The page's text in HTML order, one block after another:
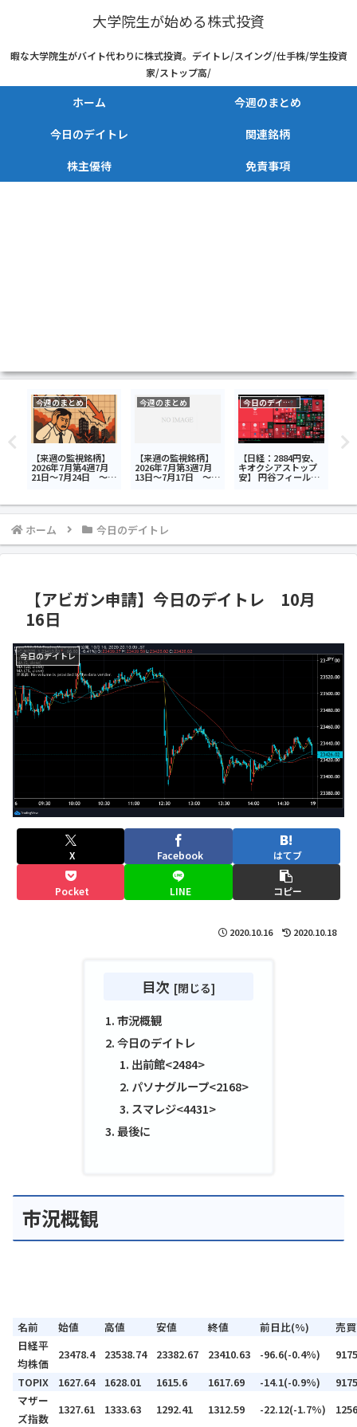
大学院生が始める株式投資
暇な大学院生がバイト代わりに株式投資。デイトレ/スイング/仕手株/学生投資
家/ストップ高/
ホーム
今週のまとめ
今日のデイトレ
関連銘柄
株主優待
免責事項
9
今週のまとめ
【来週の監視銘柄】
2026年7月第4週7月
21日～7月24日 ～荒
今週のまとめ
【来週の監視銘柄】
2026年7月第3週7月
13日～7月17日 ～半
今日のデイトレ
【日経：2884円安、
キオクシアストップ
安】 円谷フィールズ
ールディングス
<285A>SBIグローバ
イトレ7月28日
ホーム 今日のデイトレ
【アビガン申請】今日のデイトレ 10月
16日
今日のデイトレ
X Facebook はてブ
Pocket LINE コピー
2020.10.16 2020.10.18
目次
市況概観
今日のデイトレ
出前館<2484>
パソナグループ<2168>
スマレジ<4431>
最後に
市況概観
名前 始値 高値 安値 終値 前日比(%)
売
日経平
均株価
23478.4 23538.74 23382.67 23410.63 -96.6(-0.4%)
TOPIX
1627.64 1628.01 1615.6 1617.69 -14.1(-0.9%)
マザー
ズ指数
1327.61 1333.63 1292.41 1312.59 -22.12(-1.7%)